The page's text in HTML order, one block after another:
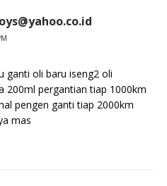
ganti oli baru iseng2 oli
200ml pergantian tiap 1000km
pengen ganti tiap 2000km
mas